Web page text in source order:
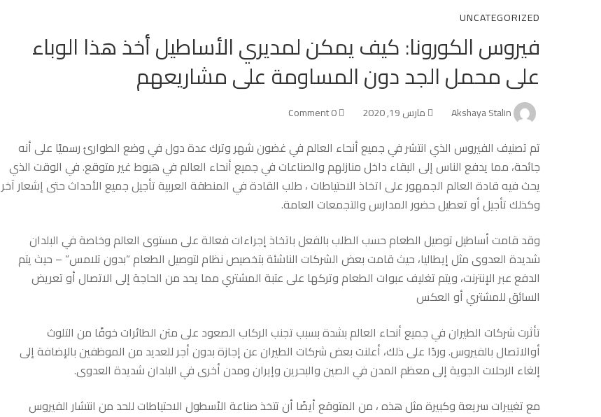
فيروس
الكورونا:
كيف
يمكن
لمديري
الأساطيل
أخذ
هذا
UNCATEGORIZED
فيروس الكورونا: كيف يمكن لمديري الأساطيل أخذ هذا الوباء
على محمل الجد دون المساومة على مشاريعهم
مارس 19, 2020 0 Comment
تم تصنيف الفيروس الذي انتشر في جميع أنحاء العالم في غضون شهر وترك عدة دول في وضع الطوارئ رسميًا على أنه
جائحة، مما يدفع الناس إلى البقاء داخل منازلهم والصناعات في جميع أنحاء العالم في هبوط غير متوقع. في الوقت الذي
يحث فيه قادة العالم الجمهور على اتخاذ الاحتياطات ، طلب القادة في المنطقة العربية تأجيل جميع الأحداث حتى إشعار آخر
وكذلك تأجيل أو تعطيل حضور المدارس والتجمعات العامة.
وقد قامت أساطيل توصيل الطعام حسب الطلب بالفعل باتخاذ إجراءات فعالة على مستوى العالم وخاصة في البلدان
شديدة العدوى مثل إيطاليا، حيث قامت بعض الشركات الناشئة بتخصيص نظام لتوصيل الطعام “بدون تلامس” – حيث يتم
الدفع عبر الإنترنت، ويتم تغليف عبوات الطعام وتركها على عتبة المشتري مما يحد من الحاجة إلى الاتصال أو تعريض
السائق للمشتري أو العكس
تأثرت شركات الطيران في جميع أنحاء العالم بشدة بسبب تجنب الركاب الصعود على متن الطائرات خوفًا من التلوث
أوالاتصال بالفيروس. وردًا على ذلك، أعلنت بعض شركات الطيران عن إجازة بدون أجر للعديد من الموظفين بالإضافة إلى
إلغاء الرحلات الجوية إلى معظم المدن في الصين والبحرين وإيران ومدن أخرى في البلدان شديدة العدوى.
مع تغييرات سريعة وكبيرة مثل هذه ، من المتوقع أيضًا أن تتخذ صناعة الأسطول الاحتياطات للحد من انتشار الفيروس